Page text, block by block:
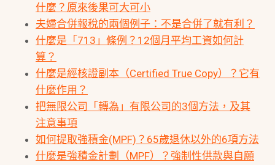
什麼？原來後果可大可小
夫婦合併報稅的兩個例子：不是合併了就有利？
什麼是「713」條例？12個月平均工資如何計
算？
什麼是經核證副本（Certified True Copy）？它有
什麼作用？
把無限公司「轉為」有限公司的3個方法，及其
注意事項
如何提取強積金(MPF)？65歲退休以外的6項方法
什麼是強積金計劃（MPF）？強制性供款與自願